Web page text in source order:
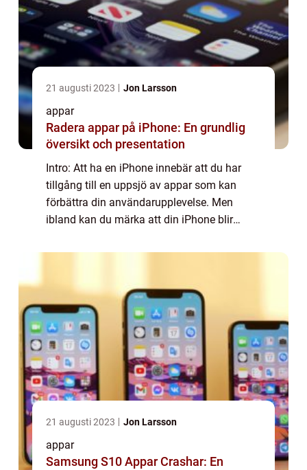
21 augusti 2023 Jon Larsson
appar
Radera appar på iPhone: En grundlig
översikt och presentation
Intro: Att ha en iPhone innebär att du har
tillgång till en uppsjö av appar som kan
förbättra din användarupplevelse. Men
ibland kan du märka att din iPhone blir
aldrig använder, vilket kan påverka
21 augusti 2023 Jon Larsson
appar
Samsung S10 Appar Crashar: En